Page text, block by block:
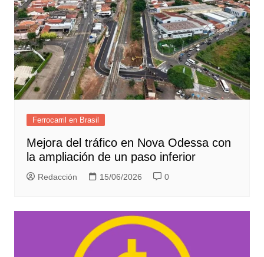
Ferrocarril en Brasil
Mejora del tráfico en Nova Odessa con
la ampliación de un paso inferior
Redacción 15/06/2026 0